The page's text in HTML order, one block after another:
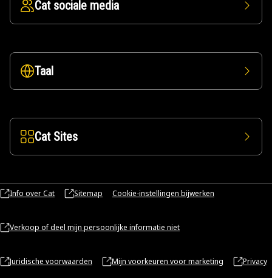
Cat sociale media
Taal
Cat Sites
Info over Cat Sitemap Cookie-instellingen bijwerken
Verkoop of deel mijn persoonlijke informatie niet
Juridische voorwaarden Mijn voorkeuren voor marketing Privacy